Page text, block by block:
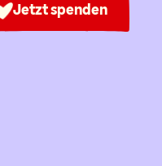
Jetzt spenden